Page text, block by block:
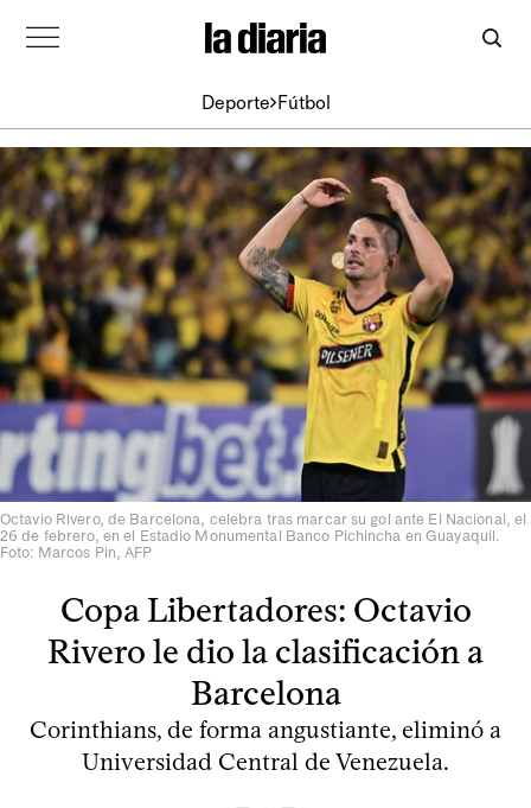
Deporte Fútbol
Octavio Rivero, de Barcelona, celebra tras marcar su gol ante El Nacional, el
26 de febrero, en el Estadio Monumental Banco Pichincha en Guayaquil.
Foto: Marcos Pin, AFP
Copa Libertadores: Octavio
Rivero le dio la clasificación a
Barcelona
Corinthians, de forma angustiante, eliminó a
Universidad Central de Venezuela.